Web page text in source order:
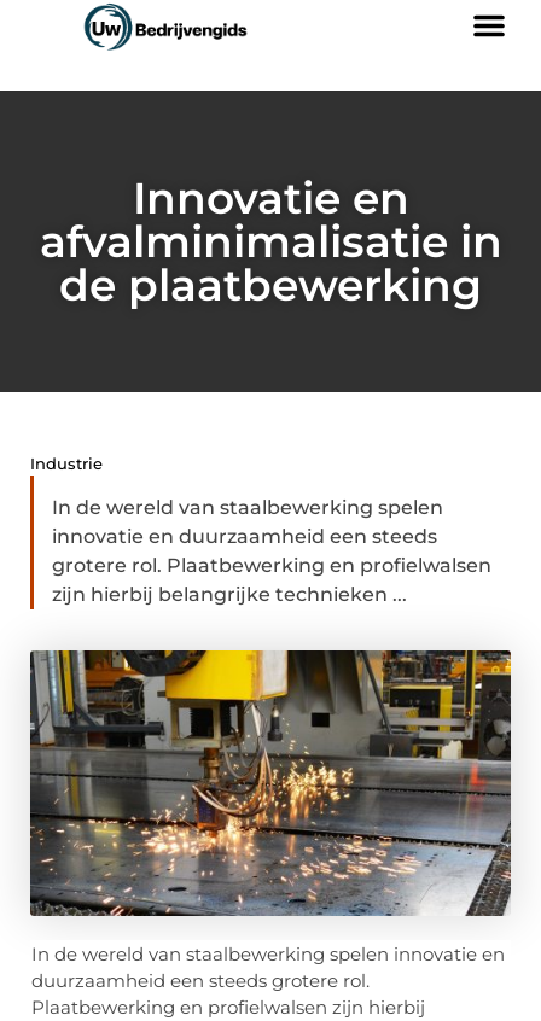
Innovatie en
afvalminimalisatie in
de plaatbewerking
Industrie
In de wereld van staalbewerking spelen
innovatie en duurzaamheid een steeds
grotere rol. Plaatbewerking en profielwalsen
zijn hierbij belangrijke technieken ...
In de wereld van staalbewerking spelen innovatie en
duurzaamheid een steeds grotere rol.
Plaatbewerking en profielwalsen zijn hierbij